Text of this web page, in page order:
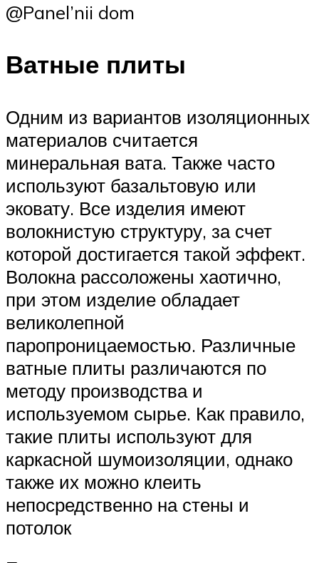
@Panel’nii dom
Ватные плиты
Одним из вариантов изоляционных
материалов считается
минеральная вата. Также часто
используют базальтовую или
эковату. Все изделия имеют
волокнистую структуру, за счет
которой достигается такой эффект.
Волокна рассоложены хаотично,
при этом изделие обладает
великолепной
паропроницаемостью. Различные
ватные плиты различаются по
методу производства и
используемом сырье. Как правило,
такие плиты используют для
каркасной шумоизоляции, однако
также их можно клеить
непосредственно на стены и
потолок